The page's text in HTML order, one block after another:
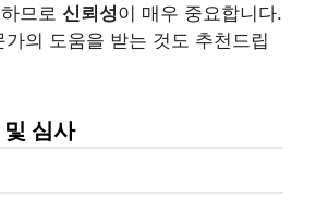
므로 신뢰성이 매우 중요합니다.
의 도움을 받는 것도 추천드립
심사